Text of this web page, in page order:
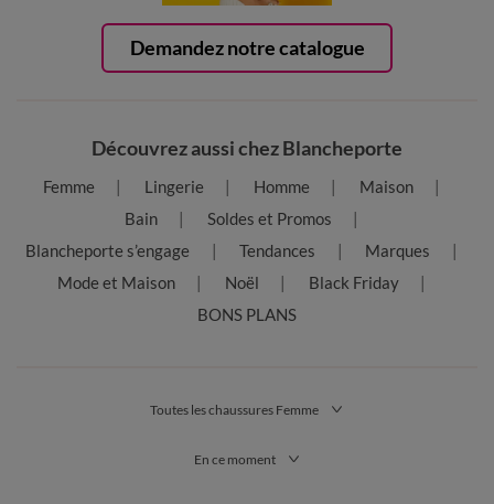
Demandez notre catalogue
Découvrez aussi chez Blancheporte
Femme Lingerie Homme
Maison
Bain
Soldes et Promos
Blancheporte s’engage
Tendances
Marques
Mode et Maison
Noël
Black Friday
BONS PLANS
Toutes les chaussures Femme
En ce moment